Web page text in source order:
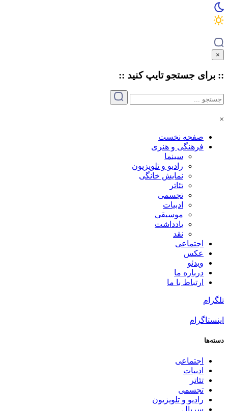
×
:: برای جستجو تایپکنید ::
×
صفحه نخست
فرهنگی و هنری
سینما
رادیو و تلویزیون
نمایش خانگی
تئاتر
تجسمی
ادبیات
موسیقی
یادداشت
نقد
اجتماعی
عکس
ویدئو
درباره ما
ارتباط با ما
تلگرام
اینستاگرام
دسته‌ها
اجتماعی
ادبیات
تئاتر
تجسمی
رادیو و تلویزیون
سریال